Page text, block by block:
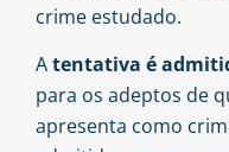
crime estudado.
Atentativa é
para os adeptos de
apresenta como